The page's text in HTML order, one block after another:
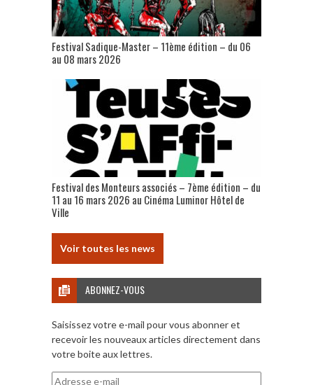
Festival Sadique-Master – 11ème édition – du 06
au 08 mars 2026
Festival des Monteurs associés – 7ème édition – du
11 au 16 mars 2026 au Cinéma Luminor Hôtel de
Ville
Voir toutes les news
ABONNEZ-VOUS
Saisissez votre e-mail pour vous abonner et
recevoir les nouveaux articles directement dans
votre boite aux lettres.
Adresse